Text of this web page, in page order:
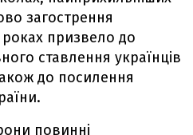
загострення
роках призвело до
ставлення українців
до посилення
повинні